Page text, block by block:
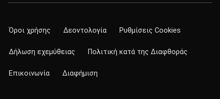
Όροι χρήσης Δεοντολογία Ρυθμίσεις Cookies
Δήλωση εχεμύθειας Πολιτική κατά της Διαφθοράς
Επικοινωνία Διαφήμιση